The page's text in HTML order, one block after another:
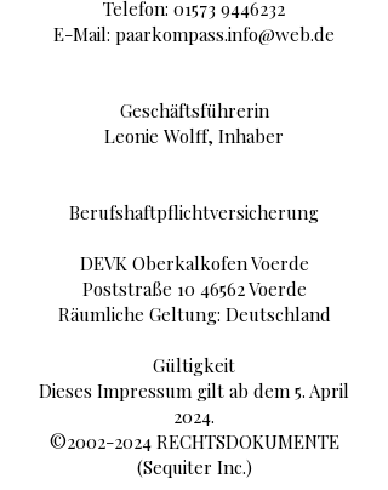
Telefon: 01573 9446232
E-Mail: paarkompass.info@web.de
Geschäftsführerin
Leonie Wolff, Inhaber
Berufshaftpflichtversicherung
DEVK Oberkalkofen Voerde
Poststraße 10 46562Voerde
Räumliche Geltung: Deutschland
Gültigkeit
Dieses Impressum gilt ab dem 5. April
2024.
©2002-2024RECHTSDOKUMENTE
(Sequiter Inc.)